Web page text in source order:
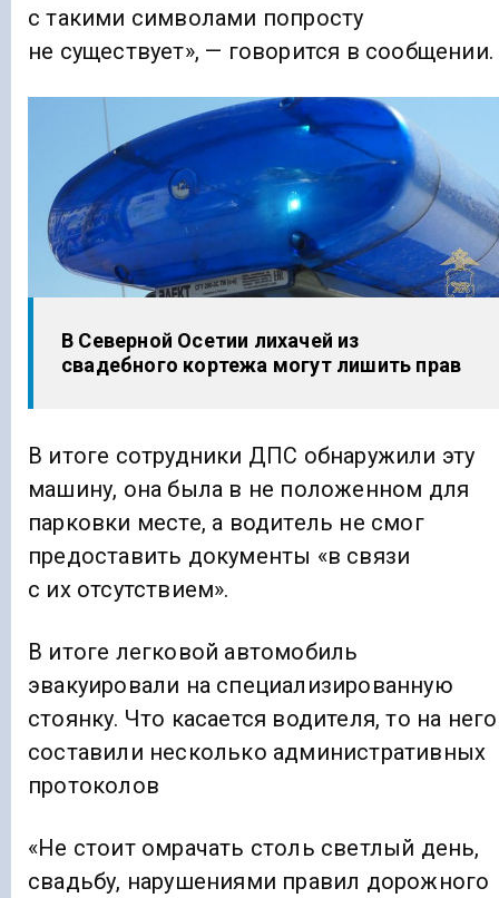
с такими символами попросту
не существует», — говорится в сообщении.
В Северной Осетии лихачей из
свадебного кортежа могут лишить прав
В итоге сотрудники ДПС обнаружили эту
машину, она была в не положенном для
парковки месте, а водитель не смог
предоставить документы «в связи
с их отсутствием».
В итоге легковой автомобиль
эвакуировали на специализированную
стоянку. Что касается водителя, то на него
составили несколько административных
протоколов
«Не стоит омрачать столь светлый день,
свадьбу, нарушениями правил дорожного